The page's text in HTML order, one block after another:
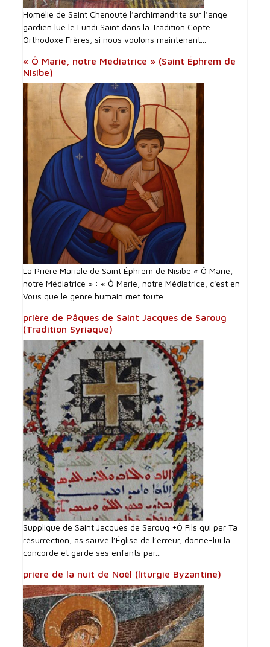
Homélie de Saint Chenouté l’archimandrite sur l’ange
gardien lue le Lundi Saint dans la Tradition Copte
Orthodoxe Frères, si nous voulons maintenant...
« Ô Marie, notre Médiatrice » (Saint Éphrem de
Nisibe)
La Prière Mariale de Saint Éphrem de Nisibe « Ô Marie,
notre Médiatrice » : « Ô Marie, notre Médiatrice, c'est en
Vous que le genre humain met toute...
prière de Pâques de Saint Jacques de Saroug
(Tradition Syriaque)
Supplique de Saint Jacques de Saroug +Ô Fils qui par Ta
résurrection, as sauvé l’Église de l’erreur, donne-lui la
concorde et garde ses enfants par...
prière de la nuit de Noël (liturgie Byzantine)